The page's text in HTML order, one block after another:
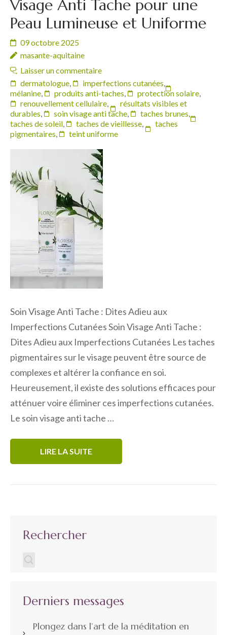
Visage Anti Tache pour une
Peau Lumineuse et Uniforme
09 octobre 2025
masante-aquitaine
Laisser un commentaire
dermatologue, imperfections cutanées,
mélanine, produits anti-taches, protection solaire,
renouvellement cellulaire,
résultats visibles et
durables, soin visage anti tache, taches brunes,
taches de soleil, taches de vieillesse,
taches
pigmentaires, teint uniforme
Soin Visage Anti Tache : Dites Adieu aux
Imperfections Cutanées Soin Visage Anti Tache :
Dites Adieu aux Imperfections Cutanées Les taches
pigmentaires sur le visage peuvent être source de
complexes et altérer la confiance en soi.
Heureusement, il existe des solutions efficaces pour
atténuer voire éliminer ces imperfections cutanées.
Le soin visage anti tache …
LIRE LA SUITE
Rechercher
Derniers messages
Plongez dans l’art de la méditation en